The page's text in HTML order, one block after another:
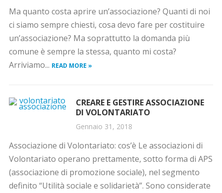
Ma quanto costa aprire un’associazione? Quanti di noi
ci siamo sempre chiesti, cosa devo fare per costituire
un’associazione? Ma soprattutto la domanda più
comune è sempre la stessa, quanto mi costa?
Arriviamo... READ MORE »
CREARE E GESTIRE ASSOCIAZIONE
DI VOLONTARIATO
Gennaio 31, 2018
Associazione di Volontariato: cos’è Le associazioni di
Volontariato operano prettamente, sotto forma di APS
(associazione di promozione sociale), nel segmento
definito “Utilità sociale e solidarietà”. Sono considerate